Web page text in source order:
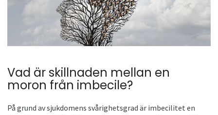
Vad är skillnaden mellan en
moron från imbecile?
På grund av sjukdomens svårighetsgrad är imbecilitet en